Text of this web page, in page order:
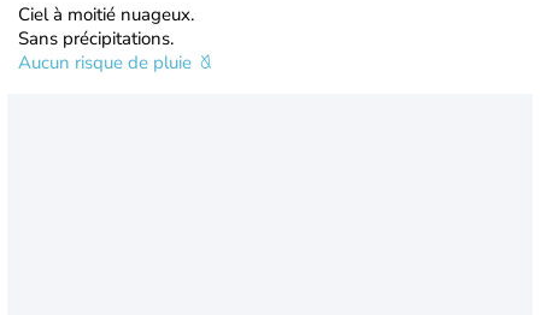
Ciel à moitié nuageux.
Sans précipitations.
Aucun risque de pluie